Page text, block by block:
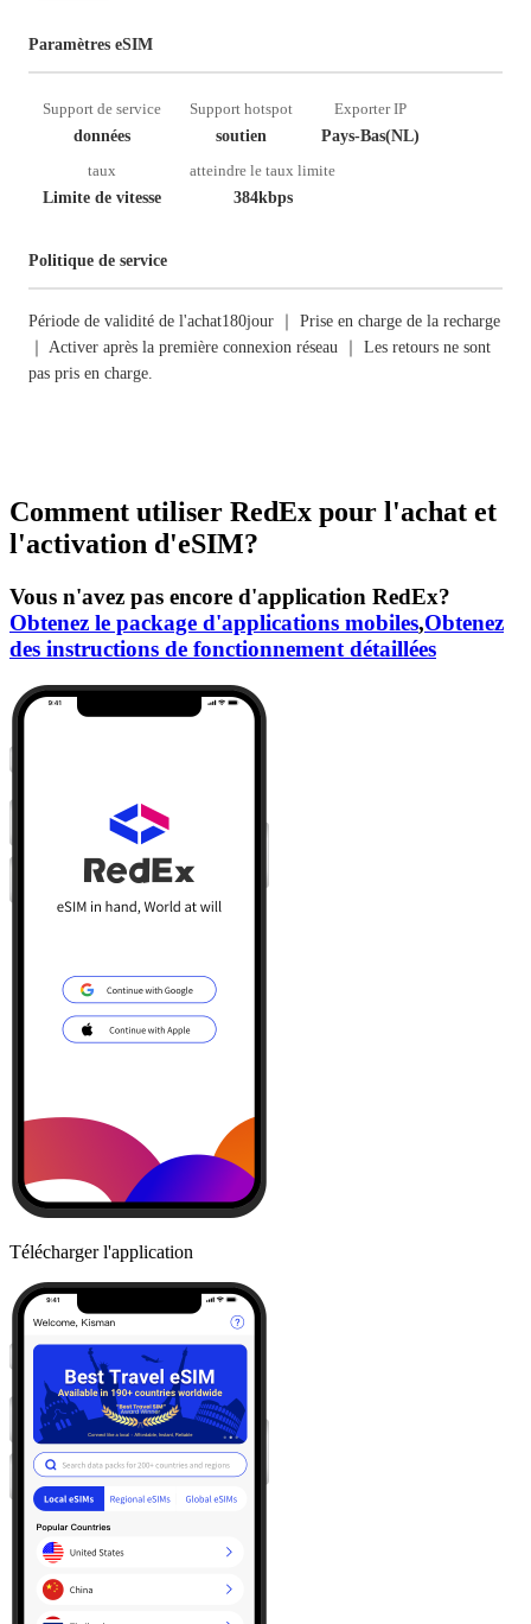
Paramètres eSIM
Support de service
données
Support hotspot
soutien
Exporter IP
Pays-Bas(NL)
taux
Limite de vitesse
atteindre le taux limite
384kbps
Politique de service
Période de validité de l'achat180jour ｜ Prise en charge de la recharge
｜ Activer après la première connexion réseau ｜ Les retours ne sont
pas pris en charge.
Comment utiliser RedEx pour l'achat et
l'activation d'eSIM?
Vous n'avez pas encore d'application RedEx?
Obtenez le package d'applications mobiles,Obtenez
des instructions de fonctionnement détaillées
Télécharger l'application